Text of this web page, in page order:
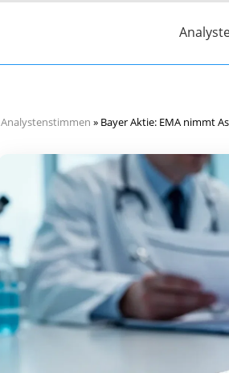
Analystenstimmen » Bayer Aktie: EMA nimmt